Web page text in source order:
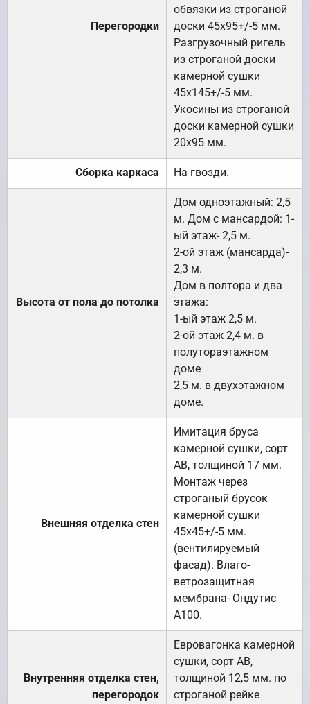
Перегородки
обвязки из строганой
доски 45х95+/-5 мм.
Разгрузочный ригель
из строганой доски
камерной сушки
45х145+/-5 мм.
Укосины из строганой
доски камерной сушки
20х95 мм.
Сборка каркаса На гвозди.
Высота от пола до потолка
Дом одноэтажный: 2,5
м. Дом с мансардой: 1-
ый этаж- 2,5 м.
2-ой этаж (мансарда)-
2,3 м.
Дом в полтора и два
этажа:
1-ый этаж 2,5 м.
2-ой этаж 2,4 м. в
полутораэтажном
доме
2,5 м. в двухэтажном
доме.
Внешняя отделка стен
Имитация бруса
камерной сушки, сорт
АВ, толщиной 17 мм.
Монтаж через
строганый брусок
камерной сушки
45х45+/-5 мм.
(вентилируемый
фасад). Влаго-
ветрозащитная
мембрана- Ондутис
А100.
Внутренняя отделка стен,
перегородок
Евровагонка камерной
сушки, сорт АВ,
толщиной 12,5 мм. по
строганой рейке